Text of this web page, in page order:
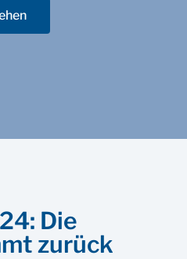
Die
zurück